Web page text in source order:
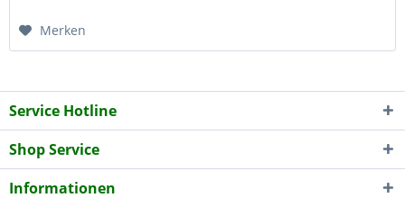
Merken
Service Hotline
Shop Service
Informationen